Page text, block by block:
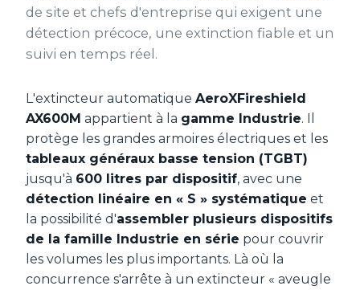
de site et chefs d'entreprise qui exigent une
détection précoce, une extinction fiable et un
suivi en temps réel.
L'extincteur automatique AeroXFireshield
AX600M appartient à la gamme Industrie. Il
protège les grandes armoires électriques et les
tableaux généraux basse tension (TGBT)
jusqu'à 600 litres par dispositif, avec une
détection linéaire en « S » systématique et
la possibilité d'assembler plusieurs dispositifs
de la famille Industrie en série pour couvrir
les volumes les plus importants. Là où la
concurrence s'arrête à un extincteur « aveugle